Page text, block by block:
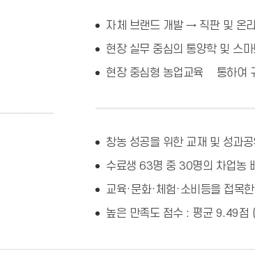
자체 브랜드 개발 → 직판 및 온
현장 실무 중심의 통양학 및 스
현장 중심형 농업교육틍 통하여
창농 성공을 위한 교재 및 성과
수료생 63명 중 30명의 차업농
교육·문화·체험·소비등을 접목
높은 만족도 점수 : 평균 9.49점